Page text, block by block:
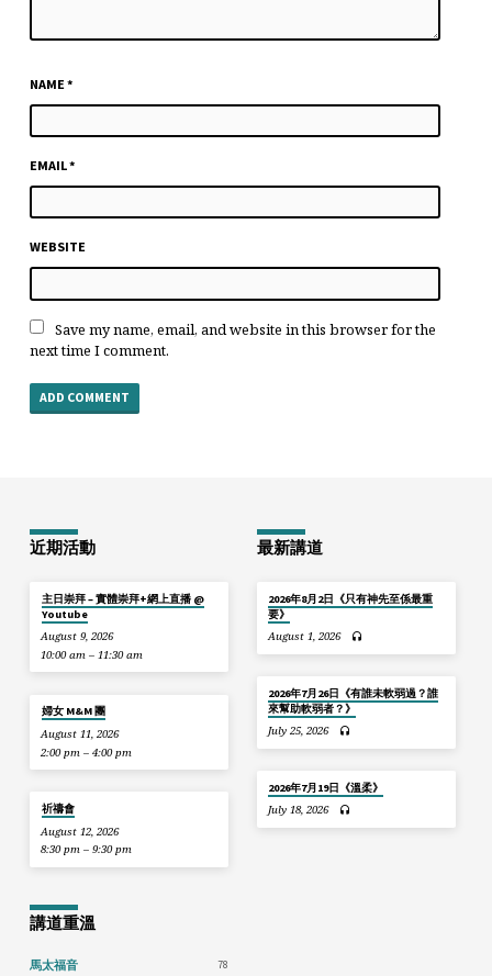
NAME *
EMAIL*
WEBSITE
Save my name, email, and website in this browser for the
next time I comment.
近期活動
主日崇拜 – 實體崇拜+網上直播 @
Youtube
August 9, 2026
10:00 am – 11:30 am
婦女 M&M 團
August 11, 2026
2:00 pm – 4:00 pm
祈禱會
August 12, 2026
8:30 pm – 9:30 pm
最新講道
2026年8月2日《只有神先至係最重
要》
August 1, 2026
2026年7月26日《有誰未軟弱過？誰
來幫助軟弱者？》
July 25, 2026
2026年7月19日《溫柔》
July 18, 2026
講道重溫
馬太福音 78